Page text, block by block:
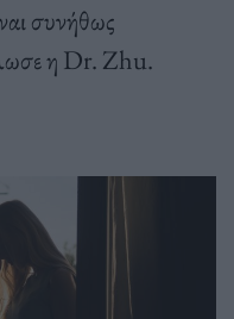
συνήθως
η Dr. Zhu.